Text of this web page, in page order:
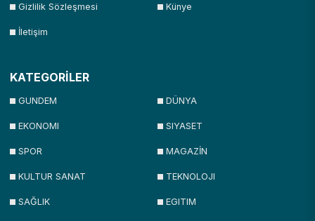
Gizlilik Sözleşmesi Künye
İletişim
KATEGORİLER
GUNDEM DÜNYA
EKONOMI SIYASET
SPOR MAGAZİN
KULTUR SANAT TEKNOLOJI
SAĞLIK EGITIM